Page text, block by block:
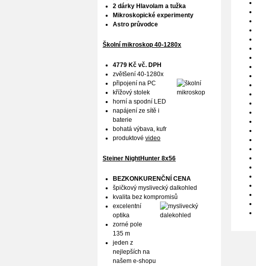
2 dárky Hlavolam a tužka
Mikroskopické experimenty
Astro průvodce
Školní mikroskop 40-1280x
4779 Kč vč. DPH
zvětšení 40-1280x
připojení na PC
křížový stolek
horní a spodní LED
napájení ze sítě i
baterie
bohatá výbava, kufr
produktové video
Steiner NightHunter 8x56
BEZKONKURENČNÍ CENA
špičkový myslivecký dalkohled
kvalita bez kompromisů
excelentní
optika
zorné pole
135 m
jeden z
nejlepších na
našem e-shopu